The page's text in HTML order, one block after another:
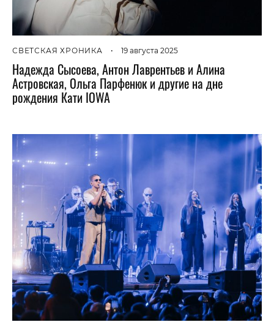
СВЕТСКАЯ ХРОНИКА • 19 августа 2025
Надежда Сысоева, Антон Лаврентьев и Алина
Астровская, Ольга Парфенюк и другие на дне
рождения Кати IOWA